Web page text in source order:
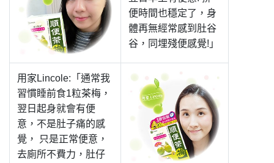
便時間也穩定了，身
體再無經常感到肚谷
谷，同埋殘便感覺!」
用家Lincole:「通常我
習慣睡前食1粒茶梅，
翌日起身就會有便
意，不是肚子痛的感
覺， 只是正常便意，
去廁所不費力，肚仔